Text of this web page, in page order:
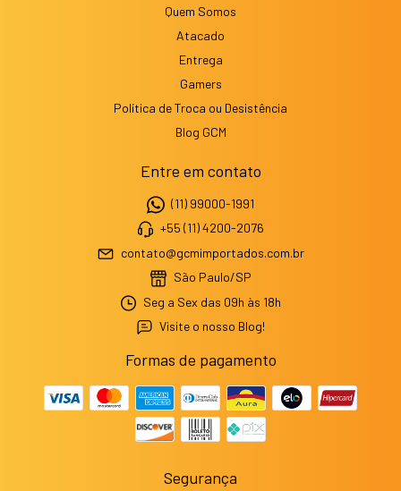
Quem Somos
Atacado
Entrega
Gamers
Política de Troca ou Desistência
Blog GCM
Entre em contato
(11) 99000-1991
+55 (11) 4200-2076
contato@gcmimportados.com.br
São Paulo/SP
Seg a Sex das 09h às 18h
Visite o nosso Blog!
Formas de pagamento
Segurança